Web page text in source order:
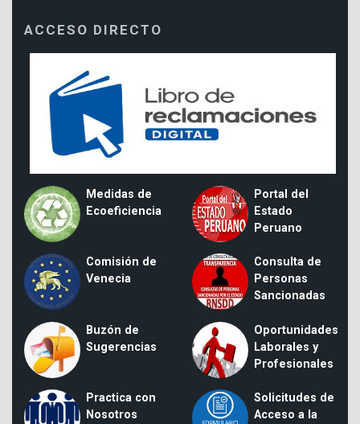
ACCESO DIRECTO
Medidas de
Ecoeficiencia
Portal del
Estado
Peruano
Comisión de
Venecia
Consulta de
Personas
Sancionadas
Buzón de
Sugerencias
Oportunidades
Laborales y
Profesionales
Practica con
Nosotros
Solicitudes de
Acceso a la